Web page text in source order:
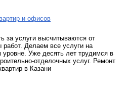
и офисов
за услуги высчитываются от
работ. Делаем все услуги на
уровне. Уже десять лет трудимся в
отделочных услуг. Ремонт
в Казани